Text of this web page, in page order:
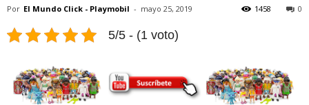
Por El Mundo Click - Playmobil - mayo 25, 2019 0
1458
5/5 - (1 voto)